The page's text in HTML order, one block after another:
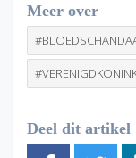
Meer over
Deel dit artikel